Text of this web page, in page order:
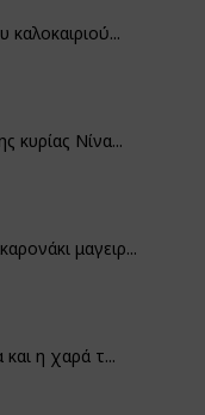
καλοκαιριού...
κυρίας Νίνα...
μαγειρ...
και η χαρά τ...